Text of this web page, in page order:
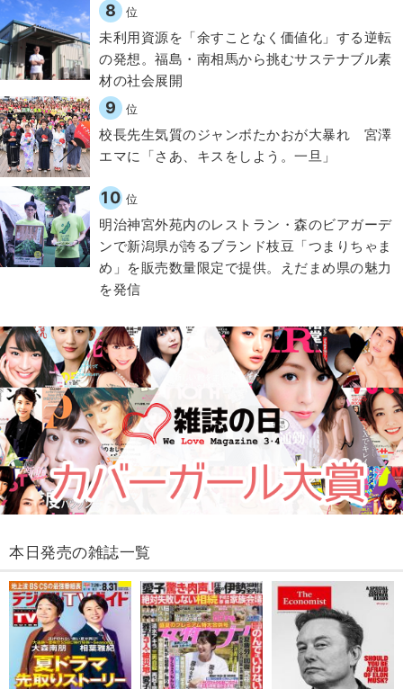
8 位
​​未利用資源を「余すことなく価値化」する逆転
の発想。福島・南相馬から挑むサステナブル素
材の社会展開​
9 位
校長先生気質のジャンボたかおが大暴れ 宮澤
エマに「さあ、キスをしよう。一旦」
10 位
明治神宮外苑内のレストラン・森のビアガーデ
ンで新潟県が誇るブランド枝豆「つまりちゃま
め」を販売数量限定で提供。えだまめ県の魅力
を発信
本日発売の雑誌一覧